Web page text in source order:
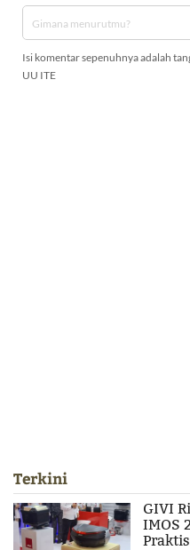
Isi komentar sepenuhnya adalah
UU ITE
Terkini
GIVI
IMOS
Praktis